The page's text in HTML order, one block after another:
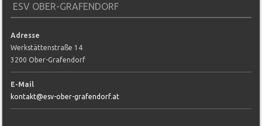
ESV OBER-GRAFENDORF
Adresse
Werkstättenstraße 14
3200 Ober-Grafendorf
E-Mail
kontakt@esv-ober-grafendorf.at